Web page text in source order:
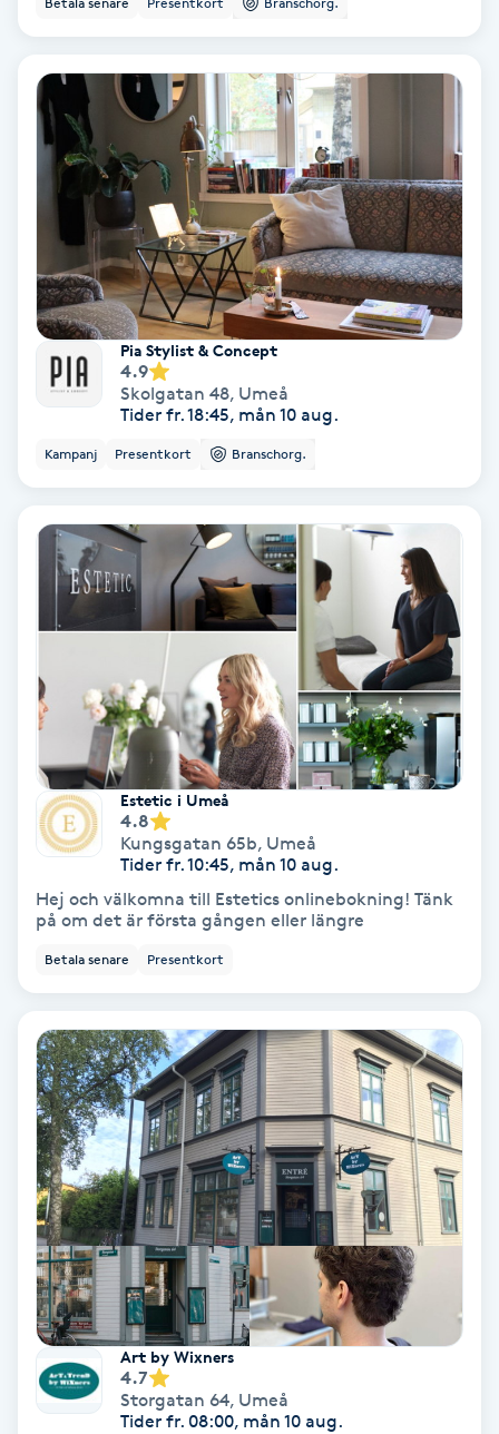
Babylights
Balayage
Bambumassage
Barber
Barnklippning
Blowout
Bottenfärg
Brynfärgning
Brynplockning
Bröllopsuppsättning
Cryoterapi
Damklippning
Dermapen
Diamantslipning
Enzympeeling
Pia Stylist & Concept
4.9
Skolgatan 48, Umeå
Tider fr. 18:45, mån 10 aug.
Kampanj Presentkort Branschorg.
Estetic i Umeå
4.8
Kungsgatan 65b, Umeå
Tider fr. 10:45, mån 10 aug.
Hej och välkomna till Estetics onlinebokning! Tänk
på om det är första gången eller längre
Betala senare Presentkort
Art by Wixners
4.7
Storgatan 64, Umeå
Tider fr. 08:00, mån 10 aug.